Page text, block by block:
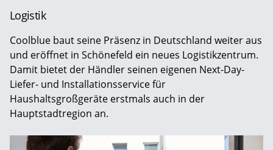
Logistik
Coolblue baut seine Präsenz in Deutschland weiter aus
und eröffnet in Schönefeld ein neues Logistikzentrum.
Damit bietet der Händler seinen eigenen Next-Day-
Liefer- und Installationsservice für
Haushaltsgroßgeräte erstmals auch in der
Hauptstadtregion an.